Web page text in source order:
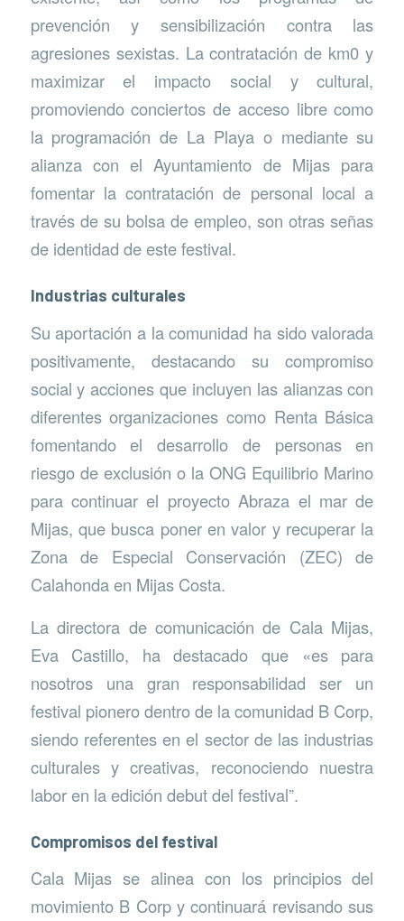
prevención y sensibilización contra las
agresiones sexistas. La contratación de km0 y
maximizar el impacto social y cultural,
promoviendo conciertos de acceso libre como
la programación de La Playa o mediante su
alianza con el Ayuntamiento de Mijas para
fomentar la contratación de personal local a
través de su bolsa de empleo, son otras señas
de identidad de este festival.
Industrias culturales
Su aportación a la comunidad ha sido valorada
positivamente, destacando su compromiso
social y acciones que incluyen las alianzas con
diferentes organizaciones como Renta Básica
fomentando el desarrollo de personas en
riesgo de exclusión o la ONG Equilibrio Marino
para continuar el proyecto Abraza el mar de
Mijas, que busca poner en valor y recuperar la
Zona de Especial Conservación (ZEC) de
Calahonda en Mijas Costa.
La directora de comunicación de Cala Mijas,
Eva Castillo, ha destacado que «es para
nosotros una gran responsabilidad ser un
festival pionero dentro de la comunidad B Corp,
siendo referentes en el sector de las industrias
culturales y creativas, reconociendo nuestra
labor en la edición debut del festival”.
Compromisos del festival
Cala Mijas se alinea con los principios del
movimiento B Corp y continuará revisando sus